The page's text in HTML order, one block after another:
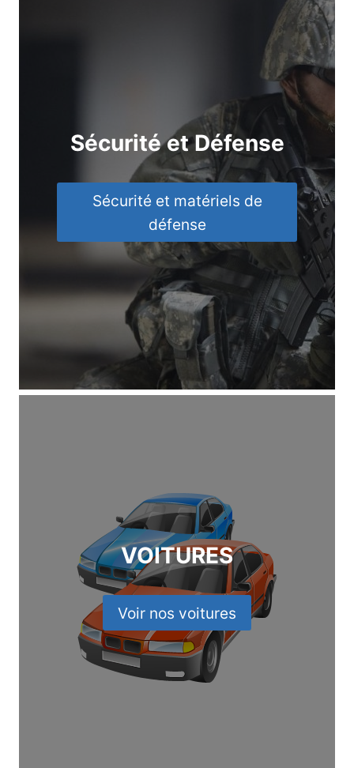
Sécurité et Défense
Sécurité et matériels de
défense
VOITURES
Voir nos voitures